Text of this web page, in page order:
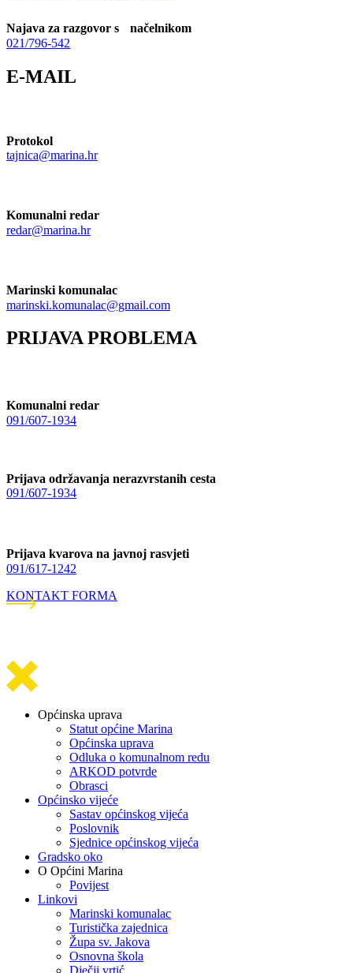
Najava za razgovor s načelnikom
021/796-542
E-MAIL
Protokol
tajnica@marina.hr
Komunalni redar
redar@marina.hr
Marinski komunalac
marinski.komunalac@gmail.com
PRIJAVA PROBLEMA
Komunalni redar
091/607-1934
Prijava održavanja nerazvrstanih cesta
091/607-1934
Prijava kvarova na javnoj rasvjeti
091/617-1242
KONTAKT FORMA
Općinska uprava
Statut općine Marina
Općinska uprava
Odluka o komunalnom redu
ARKOD potvrde
Obrasci
Općinsko vijeće
Sastav općinskog vijeća
Poslovnik
Sjednice općinskog vijeća
Gradsko oko
O Općini Marina
Povijest
Linkovi
Marinski komunalac
Turistička zajednica
Župa sv. Jakova
Osnovna škola